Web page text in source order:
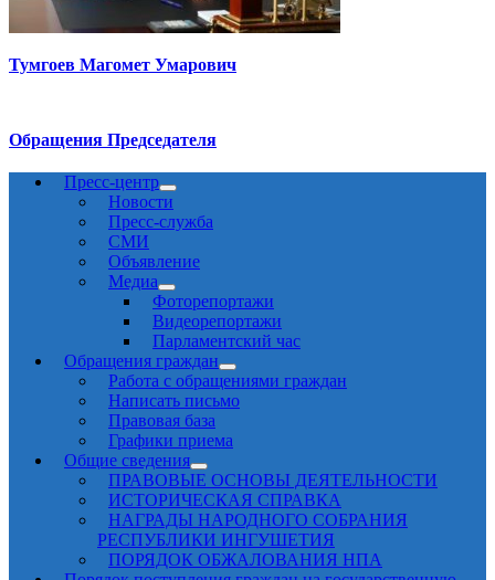
Тумгоев Магомет Умарович
Обращения Председателя
Пресс-центр
Новости
Пресс-служба
СМИ
Объявление
Медиа
Фоторепортажи
Видеорепортажи
Парламентский час
Обращения граждан
Работа с обращениями граждан
Написать письмо
Правовая база
Графики приема
Общие сведения
ПРАВОВЫЕ ОСНОВЫ ДЕЯТЕЛЬНОСТИ
ИСТОРИЧЕСКАЯ СПРАВКА
НАГРАДЫ НАРОДНОГО СОБРАНИЯ
РЕСПУБЛИКИ ИНГУШЕТИЯ
ПОРЯДОК ОБЖАЛОВАНИЯ НПА